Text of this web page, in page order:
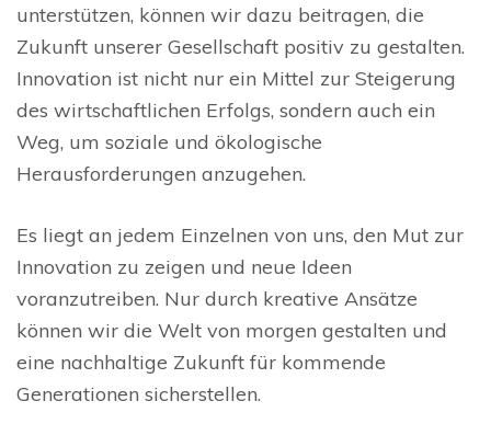
unterstützen, können wir dazu beitragen, die
Zukunft unserer Gesellschaft positiv zu gestalten.
Innovation ist nicht nur ein Mittel zur Steigerung
des wirtschaftlichen Erfolgs, sondern auch ein
Weg, um soziale und ökologische
Herausforderungen anzugehen.
Es liegt an jedem Einzelnen von uns, den Mut zur
Innovation zu zeigen und neue Ideen
voranzutreiben. Nur durch kreative Ansätze
können wir die Welt von morgen gestalten und
eine nachhaltige Zukunft für kommende
Generationen sicherstellen.